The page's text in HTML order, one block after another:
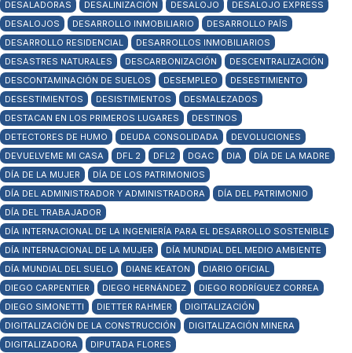
DESALADORAS DESALINIZACIÓN DESALOJO
DESALOJO EXPRESS
DESALOJOS
DESARROLLO INMOBILIARIO
DESARROLLO PAÍS
DESARROLLO RESIDENCIAL
DESARROLLOS INMOBILIARIOS
DESASTRES NATURALES
DESCARBONIZACIÓN
DESCENTRALIZACIÓN
DESCONTAMINACIÓN DE SUELOS
DESEMPLEO
DESESTIMIENTO
DESESTIMIENTOS
DESISTIMIENTOS
DESMALEZADOS
DESTACAN EN LOS PRIMEROS LUGARES
DESTINOS
DETECTORES DE HUMO
DEUDA CONSOLIDADA
DEVOLUCIONES
DEVUELVEME MI CASA
DFL 2 DFL2 DGAC DIA
DÍA DE LA MADRE
DÍA DE LA MUJER
DÍA DE LOS PATRIMONIOS
DÍA DEL ADMINISTRADOR Y ADMINISTRADORA
DÍA DEL PATRIMONIO
DÍA DEL TRABAJADOR
DÍA INTERNACIONAL DE LA INGENIERÍA PARA EL DESARROLLO SOSTENIBLE
DÍA INTERNACIONAL DE LA MUJER
DÍA MUNDIAL DEL MEDIO AMBIENTE
DÍA MUNDIAL DEL SUELO
DIANE KEATON
DIARIO OFICIAL
DIEGO CARPENTIER
DIEGO HERNÁNDEZ
DIEGO RODRÍGUEZ CORREA
DIEGO SIMONETTI
DIETTER RAHMER
DIGITALIZACIÓN
DIGITALIZACIÓN DE LA CONSTRUCCIÓN
DIGITALIZACIÓN MINERA
DIGITALIZADORA
DIPUTADA FLORES